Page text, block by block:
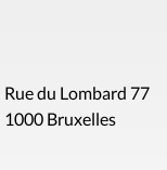
Rue du Lombard 77
1000 Bruxelles